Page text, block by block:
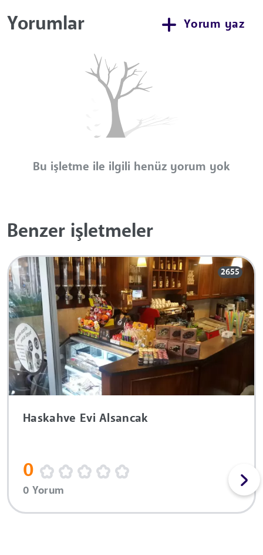
Yorumlar Yorum yaz
Bu işletme ile ilgili henüz yorum yok
Benzer işletmeler
2655
Haskahve Evi Alsancak
0
0 Yorum